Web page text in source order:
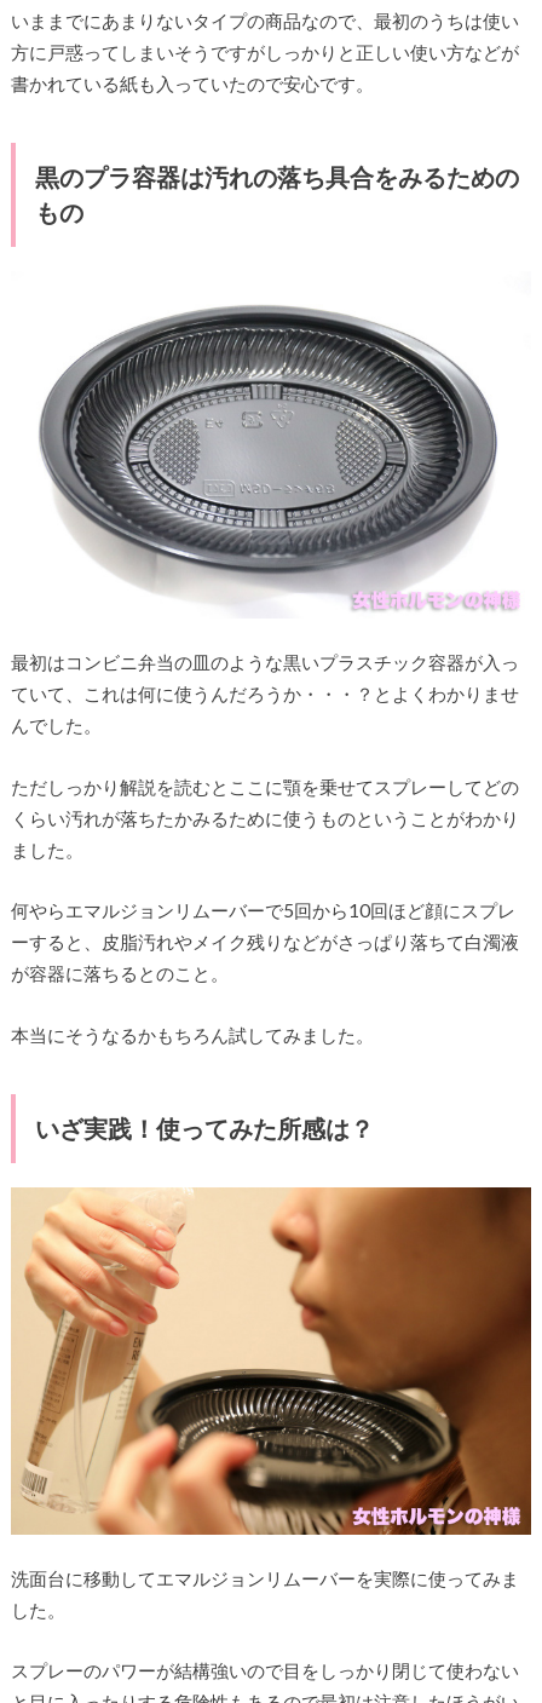
いままでにあまりないタイプの商品なので、最初のうちは使い
方に戸惑ってしまいそうですがしっかりと正しい使い方などが
書かれている紙も入っていたので安心です。
黒のプラ容器は汚れの落ち具合をみるための
もの
最初はコンビニ弁当の皿のような黒いプラスチック容器が入っ
ていて、これは何に使うんだろうか・・・？とよくわかりませ
んでした。
ただしっかり解説を読むとここに顎を乗せてスプレーしてどの
くらい汚れが落ちたかみるために使うものということがわかり
ました。
何やらエマルジョンリムーバーで5回から10回ほど顔にスプレ
ーすると、皮脂汚れやメイク残りなどがさっぱり落ちて白濁液
が容器に落ちるとのこと。
本当にそうなるかもちろん試してみました。
いざ実践！使ってみた所感は？
洗面台に移動してエマルジョンリムーバーを実際に使ってみま
した。
スプレーのパワーが結構強いので目をしっかり閉じて使わない